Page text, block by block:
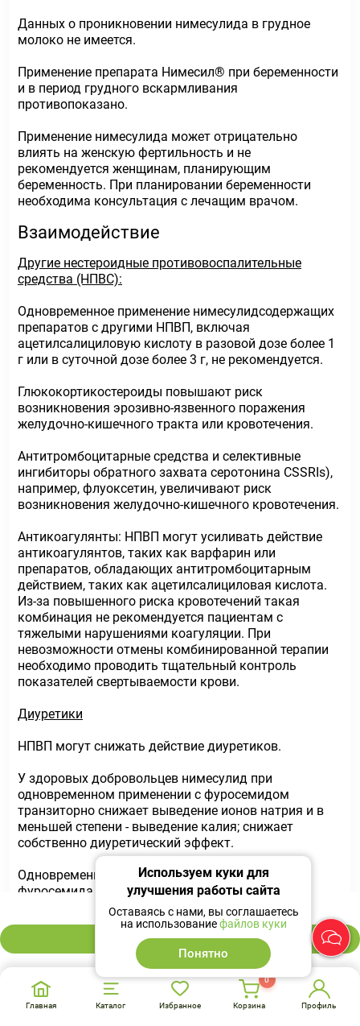
389 ₽
В корзину
Данных о проникновении нимесулида в грудное
молоко не имеется.
Применение препарата Нимесил® при беременности
и в период грудного вскармливания
противопоказано.
Применение нимесулида может отрицательно
влиять на женскую фертильность и не
рекомендуется женщинам, планирующим
беременность. При планировании беременности
необходима консультация с лечащим врачом.
Взаимодействие
Другие нестероидные противовоспалительные
средства (НПВС):
Одновременное применение нимесулидсодержащих
препаратов с другими НПВП, включая
ацетилсалициловую кислоту в разовой дозе более 1
г или в суточной дозе более 3 г, не рекомендуется.
Глюкокортикостероиды повышают риск
возникновения эрозивно-язвенного поражения
желудочно-кишечного тракта или кровотечения.
Антитромбоцитарные средства и селективные
ингибиторы обратного захвата серотонина CSSRIs),
например, флуоксетин, увеличивают риск
возникновения желудочно-кишечного кровотечения.
Антикоагулянты: НПВП могут усиливать действие
антикоагулянтов, таких как варфарин или
препаратов, обладающих антитромбоцитарным
действием, таких как ацетилсалициловая кислота.
Из-за повышенного риска кровотечений такая
комбинация не рекомендуется пациентам с
тяжелыми нарушениями коагуляции. При
невозможности отмены комбинированной терапии
необходимо проводить тщательный контроль
показателей свертываемости крови.
Диуретики
НПВП могут снижать действие диуретиков.
У здоровых добровольцев нимесулид при
одновременном применении с фуросемидом
транзиторно снижает выведение ионов натрия и в
меньшей степени - выведение калия; снижает
собственно диуретический эффект.
Одновременное применение нимесулида и
фуросемида приводит к уменьшению
(приблизительно на 20%) площади под кривой
"концентрация - время" (AUC) и снижению
кумулятивной экскреции фуросемида без изменения
почечного клиренса фуросемида.
Одновременное применение фуросемида и
нимесулида требует осторожности у пациентов с
Главная Каталог Избранное Корзина
0
Профиль
Используем куки для
улучшения работы сайта
Оставаясь с нами, вы соглашаетесь
на использованиефайлов куки
Понятно